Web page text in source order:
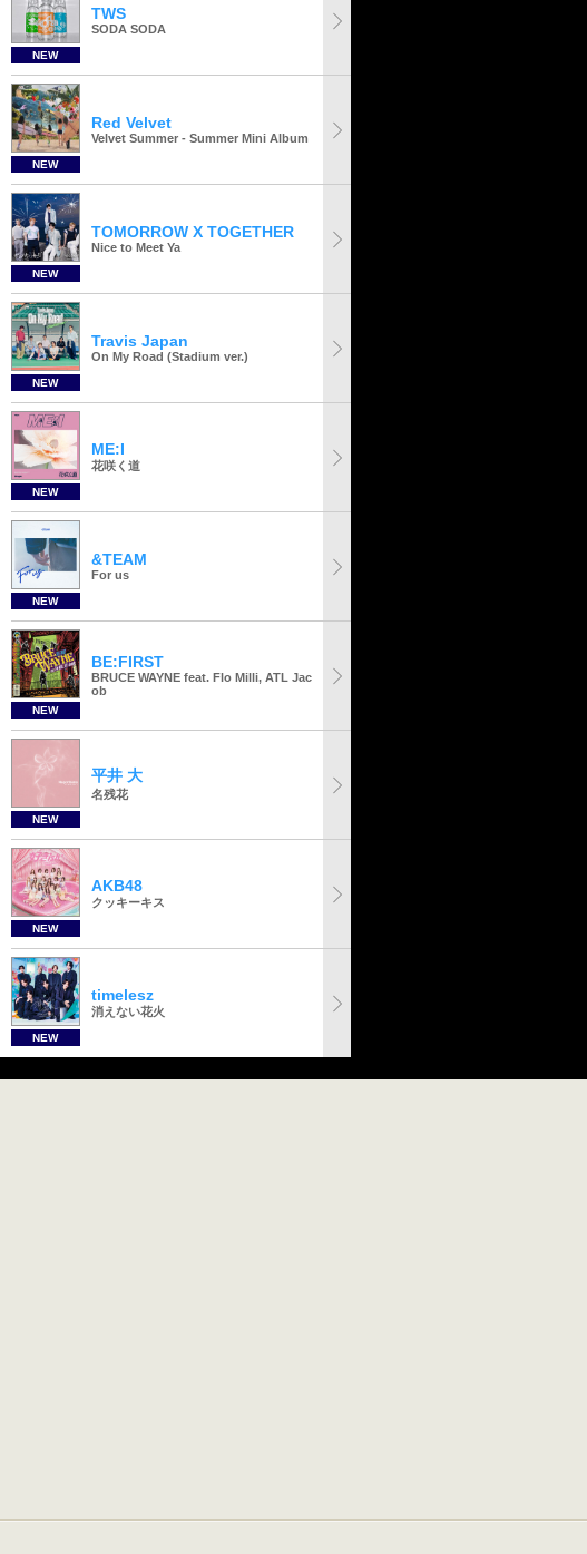
NEW
TWS
SODA SODA
NEW
Red Velvet
Velvet Summer - Summer Mini Album
NEW
TOMORROW X TOGETHER
Nice to Meet Ya
NEW
Travis Japan
On My Road (Stadium ver.)
NEW
ME:I
花咲く道
NEW
&TEAM
For us
NEW
BE:FIRST
BRUCE WAYNE feat. Flo Milli, ATL Jac
ob
NEW
平井 大
名残花
NEW
AKB48
クッキーキス
NEW
timelesz
消えない花火